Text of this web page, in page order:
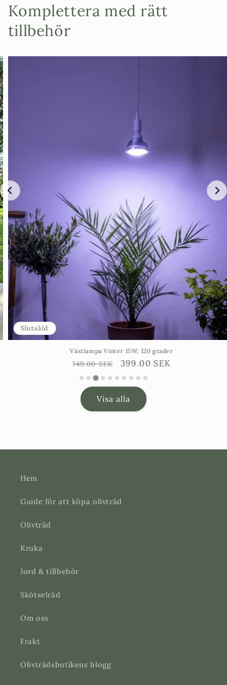
hela vintunnor
Komplettera med rätt
tillbehör
Slutsåld
Växtlampa Vinter 15W, 120 grader
Ordinarie
pris
749.00 SEK Försäljningspris
399.00 SEK
Visa alla
Hem
Guide för att köpa olivträd
Olivträd
Kruka
Jord & tillbehör
Skötselråd
Om oss
Frakt
Olivträdsbutikens blogg